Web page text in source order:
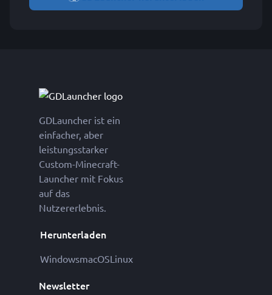
GDLauncher ist ein
einfacher, aber
leistungsstarker
Custom-Minecraft-
Launcher mit Fokus
auf das
Nutzererlebnis.
Herunterladen
WindowsmacOSLinux
Newsletter